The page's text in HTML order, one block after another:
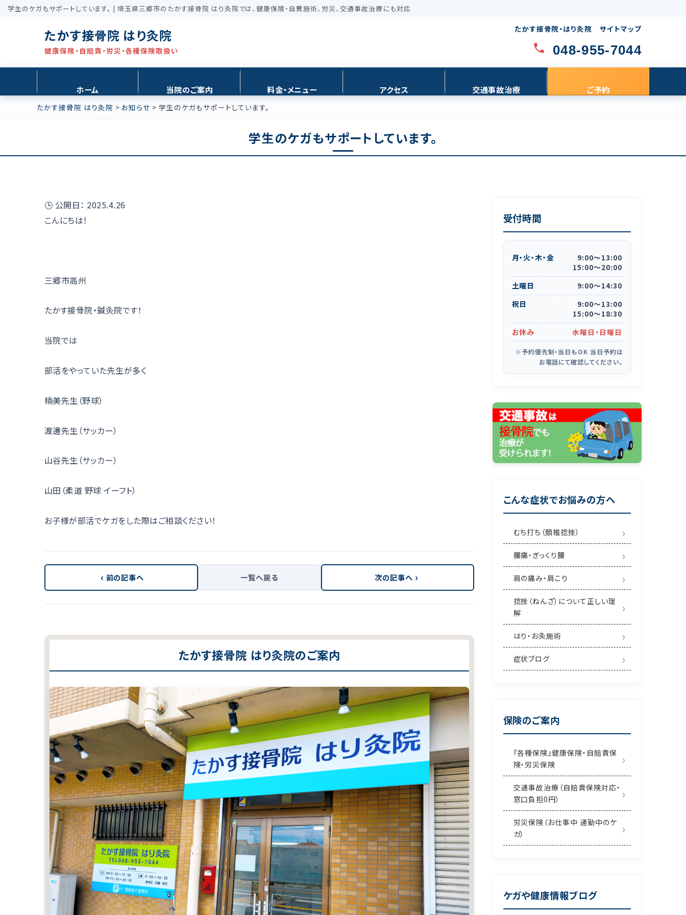
学生のケガもサポートしています。 | 埼玉県三郷市のたかす接骨院 はり灸院では、健康保険・自費施術、労災、交通事故治療にも対応
たかす接骨院 はり灸院
健康保険・自賠責・労災・各種保険取扱い
たかす接骨院・はり灸院 サイトマップ
048-955-7044
ホーム 当院のご案内 料金・メニュー アクセス 交通事故治療 ご予約
たかす接骨院 はり灸院 > お知らせ >学生のケガもサポートしています。
学生のケガもサポートしています。
🕒 公開日： 2025.4.26
こんにちは！
三郷市高州
たかす接骨院・鍼灸院です！
当院では
部活をやっていた先生が多く
楠美先生（野球）
渡邊先生（サッカー）
山谷先生（サッカー）
山田（柔道 野球 イーフト）
お子様が部活でケガをした際はご相談ください！
‹ 前の記事へ 一覧へ戻る 次の記事へ ›
たかす接骨院 はり灸院のご案内
受付時間
月・火・木・金 9:00〜13:00
15:00〜20:00
土曜日
9:00〜14:30
祝日
9:00〜13:00
15:00〜18:30
お休み
水曜日・日曜日
※予約優先制・当日もOK 当日予約は
お電話にて確認してください。
こんな症状でお悩みの方へ
むち打ち（頚椎捻挫）
腰痛・ぎっくり腰
肩の痛み・肩こり
捻挫（ねんざ）について正しい理
解
はり・お灸施術
症状ブログ
保険のご案内
『各種保険』健康保険・自賠責保
険・労災保険
交通事故治療（自賠責保険対応・
窓口負担0円）
労災保険（お仕事中 通勤中のケ
ガ）
ケガや健康情報ブログ